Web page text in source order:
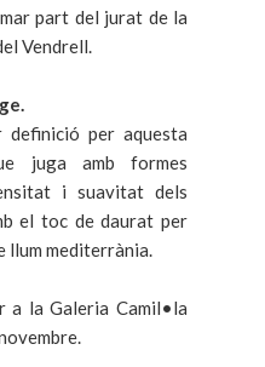
part del jurat de la
Vendrell.
per aquesta
juga amb formes
i suavitat dels
el toc de daurat per
llum mediterrània.
a la Galeria Camil•la